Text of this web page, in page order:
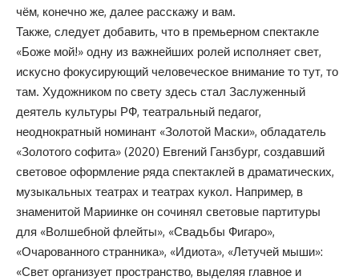
чём, конечно же, далее расскажу и вам.
Также, следует добавить, что в премьерном спектакле
«Боже мой!» одну из важнейших ролей исполняет свет,
искусно фокусирующий человеческое внимание то тут, то
там. Художником по свету здесь стал Заслуженный
деятель культуры РФ, театральный педагог,
неоднократный номинант «Золотой Маски», обладатель
«Золотого софита» (2020) Евгений Ганзбург, создавший
световое оформление ряда спектаклей в драматических,
музыкальных театрах и театрах кукол. Например, в
знаменитой Мариинке он сочинял световые партитуры
для «Волшебной флейты», «Свадьбы Фигаро»,
«Очарованного странника», «Идиота», «Летучей мыши»:
«Свет организует пространство, выделяя главное и